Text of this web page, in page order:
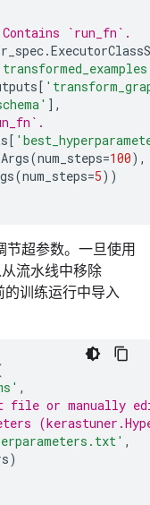
`run_fn`.
.
[
],
[
(num_steps=100),
(num_steps=5))
超参数。一旦使用
流水线中移除
的训练运行中导入
,
file or manually
,
)